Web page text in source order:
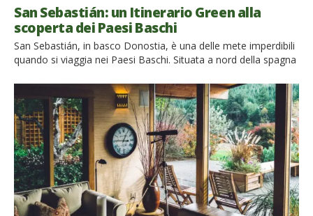
San Sebastián: un Itinerario Green alla
scoperta dei Paesi Baschi
San Sebastián, in basco Donostia, è una delle mete imperdibili
quando si viaggia nei Paesi Baschi. Situata a nord della spagna
perla basca incanta con la sua natura e gli itinerari green San
Sebastián è senza dubbio una delle città più affascinanti di
tutta la penisola […]